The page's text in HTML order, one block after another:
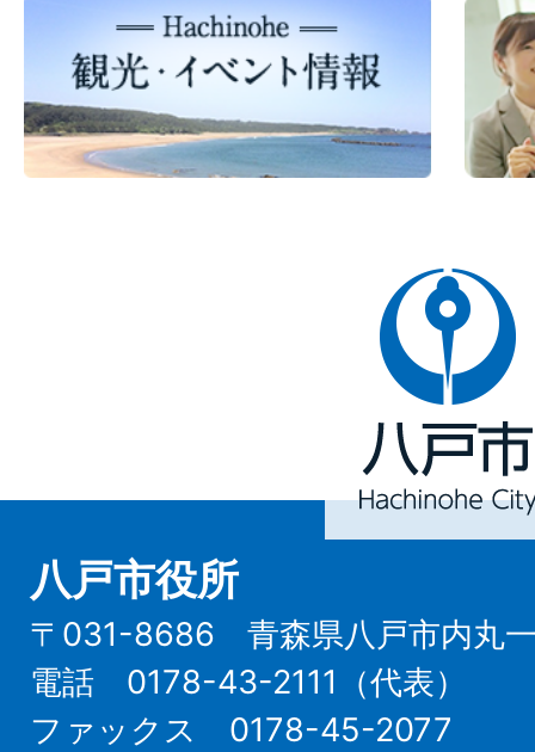
八
戸
Hachinohe
City
八戸市役所
〒031-8686 青森県八戸市内丸一
電話 0178-43-2111（代表）
ファックス 0178-45-2077